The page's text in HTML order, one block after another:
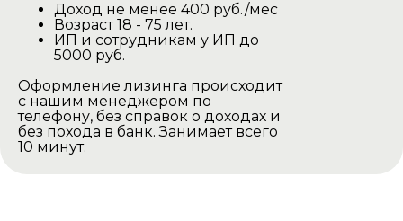
Доход не менее 400 руб./мес
Возраст 18 - 75 лет.
ИП и сотрудникам у ИП до
5000 руб.
Оформление лизинга происходит
с нашим менеджером по
телефону, без справок о доходах и
без похода в банк. Занимает всего
10 минут.
Баня доставляется в разобранном
виде на тентованной газеле.
Наша газель проезжаедет в любом
дачном участке.
Выгрузка производится своими
силами.
Минск и Минская область
Цена доставки -